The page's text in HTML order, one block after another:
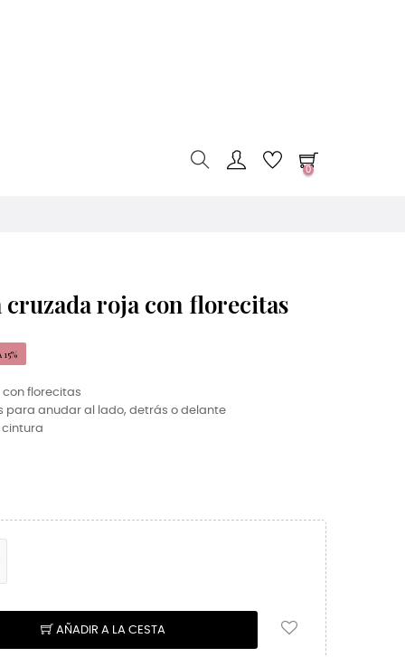
0
roja con florecitas
florecitas
para anudar al lado, detrás o delante
cintura
AÑADIR A LA CESTA